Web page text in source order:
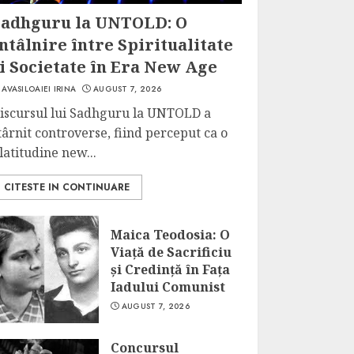
la UNTOLD: O
între Spiritualitate
Societate în Era New Age
AVASILOAIEI IRINA AUGUST 7, 2026
lui Sadhguru la UNTOLD a
controverse, fiind perceput ca o
new...
CITESTE IN CONTINUARE
Maica Teodosia: O
Viață de Sacrificiu
și Credință în Fața
Iadului Comunist
AUGUST 7, 2026
Concursul